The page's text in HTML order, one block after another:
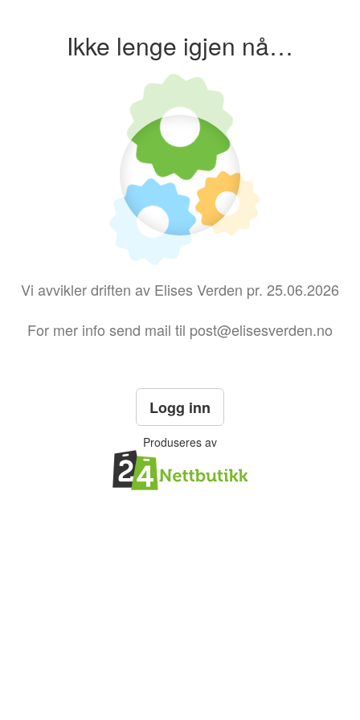
Ikke lenge igjen nå…
Vi avvikler driften av Elises Verden pr. 25.06.2026
For mer info send mail til post@elisesverden.no
Logg inn
Produseres av